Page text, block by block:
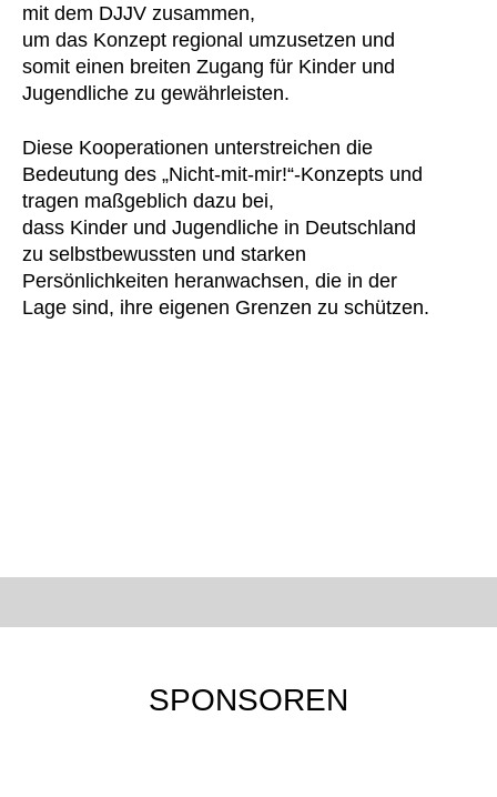
mit dem DJJV zusammen,
um das Konzept regional umzusetzen und
somit einen breiten Zugang für Kinder und
Jugendliche zu gewährleisten.
Diese Kooperationen unterstreichen die
Bedeutung des „Nicht-mit-mir!“-Konzepts und
tragen maßgeblich dazu bei,
dass Kinder und Jugendliche in Deutschland
zu selbstbewussten und starken
Persönlichkeiten heranwachsen, die in der
Lage sind, ihre eigenen Grenzen zu schützen.
SPONSOREN